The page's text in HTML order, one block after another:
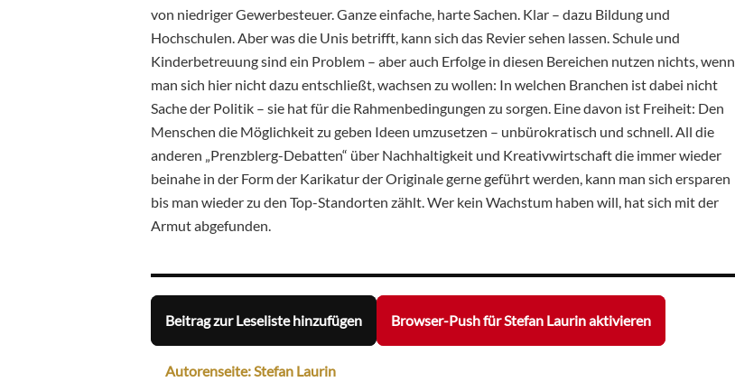
von niedriger Gewerbesteuer. Ganze einfache, harte Sachen. Klar – dazu Bildung und
Hochschulen. Aber was die Unis betrifft, kann sich das Revier sehen lassen. Schule und
Kinderbetreuung sind ein Problem – aber auch Erfolge in diesen Bereichen nutzen nichts, wenn
man sich hier nicht dazu entschließt, wachsen zu wollen: In welchen Branchen ist dabei nicht
Sache der Politik – sie hat für die Rahmenbedingungen zu sorgen. Eine davon ist Freiheit: Den
Menschen die Möglichkeit zu geben Ideen umzusetzen – unbürokratisch und schnell. All die
anderen „Prenzblerg-Debatten“ über Nachhaltigkeit und Kreativwirtschaft die immer wieder
beinahe in der Form der Karikatur der Originale gerne geführt werden, kann man sich ersparen
bis man wieder zu den Top-Standorten zählt. Wer kein Wachstum haben will, hat sich mit der
Armut abgefunden.
Beitrag zur Leseliste hinzufügen Browser-Push für Stefan Laurin aktivieren
Autorenseite: Stefan Laurin